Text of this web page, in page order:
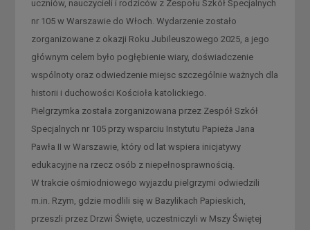
uczniów, nauczycieli i rodziców z Zespołu Szkół Specjalnych
nr 105 w Warszawie do Włoch. Wydarzenie zostało
zorganizowane z okazji Roku Jubileuszowego 2025, a jego
głównym celem było pogłębienie wiary, doświadczenie
wspólnoty oraz odwiedzenie miejsc szczególnie ważnych dla
historii i duchowości Kościoła katolickiego.
Pielgrzymka została zorganizowana przez Zespół Szkół
Specjalnych nr 105 przy wsparciu Instytutu Papieża Jana
Pawła II w Warszawie, który od lat wspiera inicjatywy
edukacyjne na rzecz osób z niepełnosprawnością.
W trakcie ośmiodniowego wyjazdu pielgrzymi odwiedzili
m.in. Rzym, gdzie modlili się w Bazylikach Papieskich,
przeszli przez Drzwi Święte, uczestniczyli w Mszy Świętej